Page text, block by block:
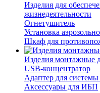
Изделия для
жизнедеятельности
Огнетушитель
Установка
Шкаф для
Изделия монтажные
USB-концентратор
Адаптер для системы
Аксессуары для ИБП